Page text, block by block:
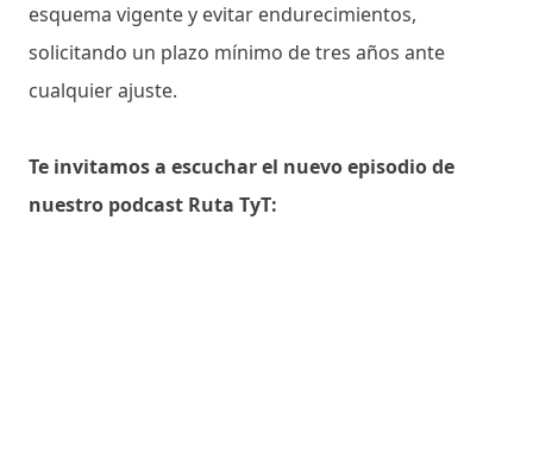
esquema vigente y evitar endurecimientos,
solicitando un plazo mínimo de tres años ante
cualquier ajuste.
Te invitamos a escuchar el nuevo episodio de
nuestro podcast Ruta TyT: